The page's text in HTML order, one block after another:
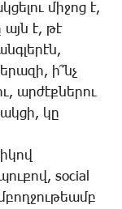
մի­ջոց է,
այն է, թէ
ի՞նչ
ար­ժէք­նե­րու
կը
social